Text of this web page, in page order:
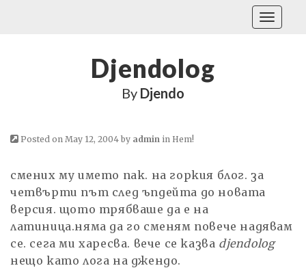
Toggle
Djendolog
By Djendo
Posted on May 12, 2004 by admin in Нет!
смених му името пак. на горкия блог. за
четвърти път след ъпдейта до новата
версия. щото трябваше да е на
латиница.няма да го сменям повече надявам
се. сега ми харесва. вече се казва djendolog
нещо като лога на джендо.